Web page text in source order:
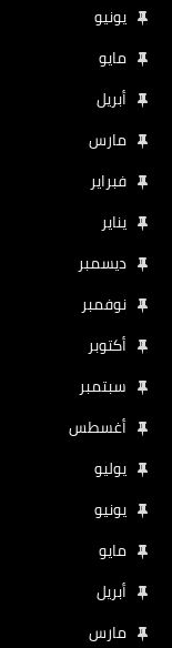
يونيو
مايو
أبريل
مارس
فبراير
يناير
ديسمبر
نوفمبر
أكتوبر
سبتمبر
أغسطس
يوليو
يونيو
مايو
أبريل
مارس